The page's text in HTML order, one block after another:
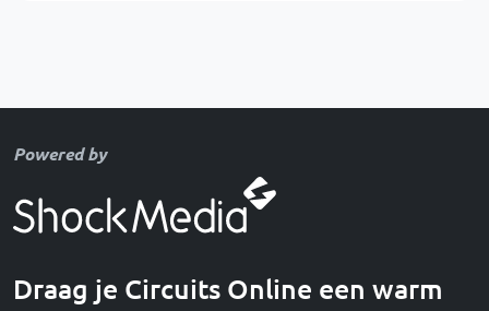
Powered by
Draag je Circuits Online een warm